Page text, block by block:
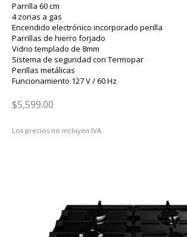
Parrilla 60 cm
4 zonas a gas
Encendido electrónico incorporado perilla
Parrillas de hierro forjado
Vidrio templado de 8mm
Sistema de seguridad con Termopar
Perillas metálicas
Funcionamiento 127 V / 60 Hz
$5,599.00
Los precios no incluyen IVA